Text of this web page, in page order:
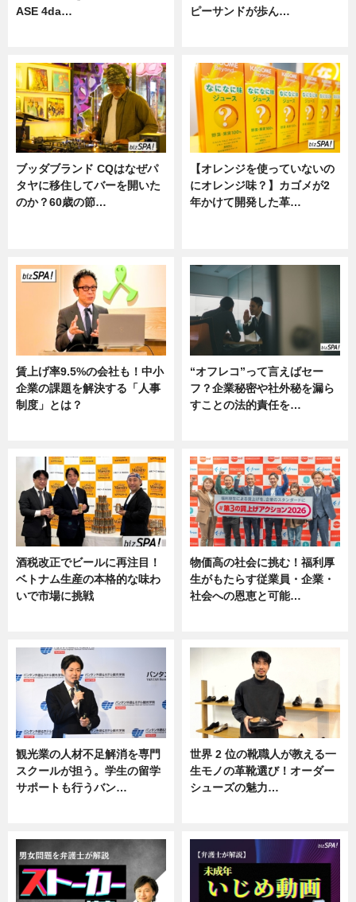
ASE 4da…
ピーサンドが歩ん…
ブッダブランド CQはなぜパ
タヤに移住してバーを開いた
のか？60歳の節…
【オレンジを使っていないの
にオレンジ味？】カゴメが2
年かけて開発した革…
賃上げ率9.5%の会社も！中小
企業の課題を解決する「人事
制度」とは？
“オフレコ”って言えばセー
フ？企業秘密や社外秘を漏ら
すことの法的責任を…
酒税改正でビールに再注目！
ベトナム生産の本格的な味わ
いで市場に挑戦
物価高の社会に挑む！福利厚
生がもたらす従業員・企業・
社会への恩恵と可能…
観光業の人材不足解消を専門
スクールが担う。学生の留学
サポートも行うバン…
世界 2 位の靴職人が教える一
生モノの革靴選び！オーダー
シューズの魅力…